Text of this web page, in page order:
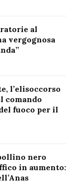
al
vergognosa
l’elisoccorso
comando
fuoco per il
nero
in aumento: